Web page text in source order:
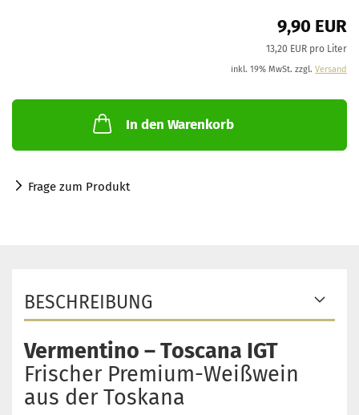
9,90 EUR
13,20 EUR pro Liter
inkl. 19% MwSt. zzgl. Versand
In den Warenkorb
Frage zum Produkt
BESCHREIBUNG
Vermentino – Toscana IGT
Frischer Premium-Weißwein
aus der Toskana